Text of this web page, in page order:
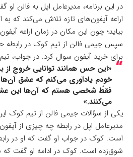
در این برنامه، مدیرعامل اپل به فالن
بیاید؛ چون این مکان در زمان اراعه
سپس جیمی فالن از تیم کوک در رابطه
برای خرید آیفون سوال کرد. در جواب،
«این حس همانند توانایی خروج
خودم یادآوری می‌کنم که عشق
فقطً شخصی هستم که آن‌ها این عشق
می‌کنند.»
یکی از سؤالات جیمی فالن از تیم کوک
مدیرعامل اپل در رابطه چه چیزی از